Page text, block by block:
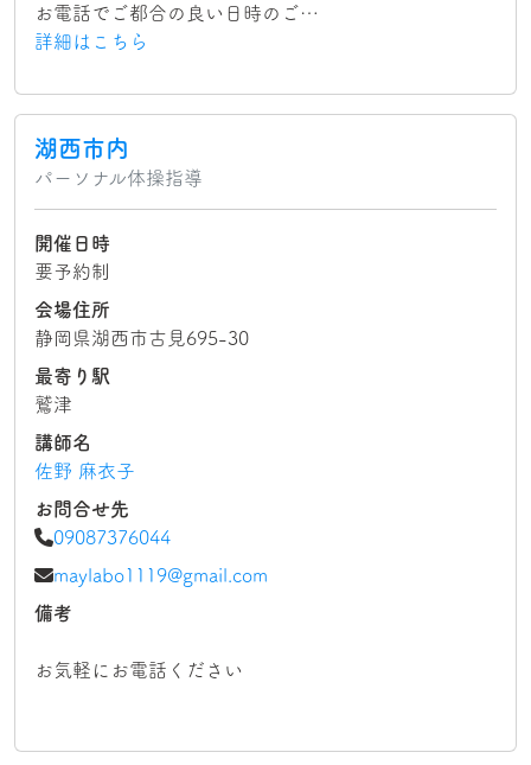
お電話でご都合の良い日時のご…
詳細はこちら
湖西市内
パーソナル体操指導
開催日時
要予約制
会場住所
静岡県湖西市古見695-30
最寄り駅
鷲津
講師名
佐野 麻衣子
お問合せ先
09087376044
maylabo1119@gmail.com
備考
お気軽にお電話ください